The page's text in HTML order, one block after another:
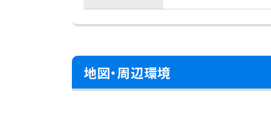
地図・周辺環境